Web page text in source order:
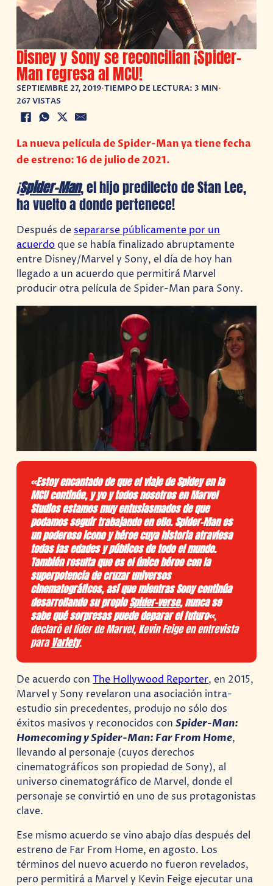
Disney y Sony se reconcilian ¡Spider-
Man regresa al MCU!
SEPTIEMBRE 27, 2019•TIEMPO DE LECTURA: 3 MIN•
267 VISTAS
La nueva película de Spider-Man ya tiene fecha
de estreno: 16 de julio de 2021.
¡Spider-Man, el hijo predilecto de Stan Lee,
ha vuelto a donde pertenece!
Después de separarse públicamente por un
acuerdoque se había finalizado abruptamente
entre Disney/Marvel y Sony, el día de hoy han
llegado a un acuerdo que permitirá Marvel
producir otra película de Spider-Man para Sony.
«Estoy encantado de que el viaje de Spidey en la
MCU continúe, y yo y todos nosotros en Marvel
Studios estamos muy entusiasmados de que
podamos seguir trabajando en ello. Spider-Man es
un poderoso icono y héroe cuya historia atraviesa
todas las edades y públicos de todo el mundo.
También resulta que es el único héroe con la
superpotencia de cruzar universos
cinematográficos, así que mientras Sony continúa
desarrollando su propioSpider-verse, nunca se
sabe qué sorpresas puede deparar el futuro«,
declaró el líder de Marvel, Kevin Feige en entrevista
paraVariety.
De acuerdo conThe Hollywood Reporter, en 2015,
Marvel y Sony revelaron una asociación intra-
estudio sin precedentes, produjo no sólo dos
éxitos masivos y reconocidos conSpider-Man:
Homecoming y Spider-Man: Far From Home,
llevando al personaje (cuyos derechos
cinematográficos son propiedad de Sony), al
universo cinematográfico de Marvel, donde el
personaje se convirtió en uno de sus protagonistas
clave.
Ese mismo acuerdo se vino abajo días después del
estreno de Far From Home, en agosto. Los
términos del nuevo acuerdo no fueron revelados,
pero permitirá a Marvel y Kevin Feige ejecutar una